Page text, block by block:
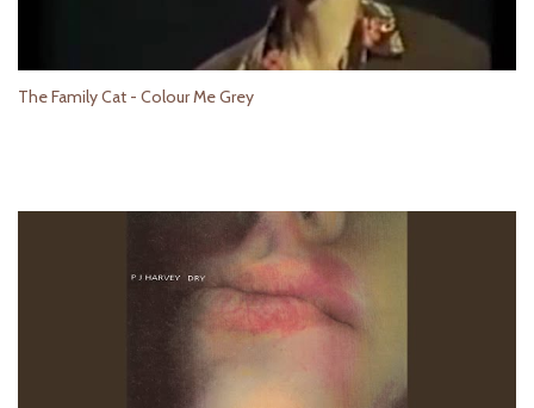
The Family Cat - Colour Me Grey